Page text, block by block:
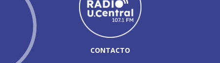
CONTACTO